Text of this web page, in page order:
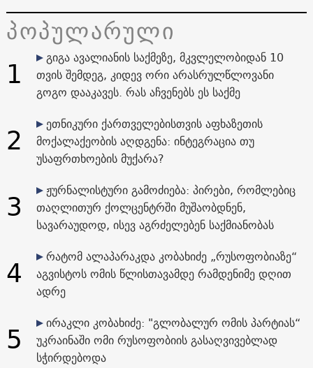
პოპულარული
1
გიგა ავალიანის საქმეზე, მკვლელობიდან 10
თვის შემდეგ, კიდევ ორი არასრულწლოვანი
გოგო დააკავეს. რას აჩვენებს ეს საქმე
2
ეთნიკური ქართველებისთვის აფხაზეთის
მოქალაქეობის აღდგენა: ინტეგრაცია თუ
უსაფრთხოების მუქარა?
3
ჟურნალისტური გამოძიება: პირები, რომლებიც
თაღლითურ ქოლცენტრში მუშაობდნენ,
სავარაუდოდ, ისევ აგრძელებენ საქმიანობას
4
რატომ ალაპარაკდა კობახიძე „რუსოფობიაზე“
აგვისტოს ომის წლისთავამდე რამდენიმე დღით
ადრე
5
ირაკლი კობახიძე: "გლობალურ ომის პარტიას“
უკრაინაში ომი რუსოფობიის გასაღვივებლად
სჭირდებოდა